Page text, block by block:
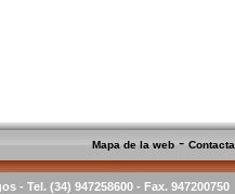
Mapa de la web -Contacta
- Tel. (34) 947258600 - Fax. 947200750